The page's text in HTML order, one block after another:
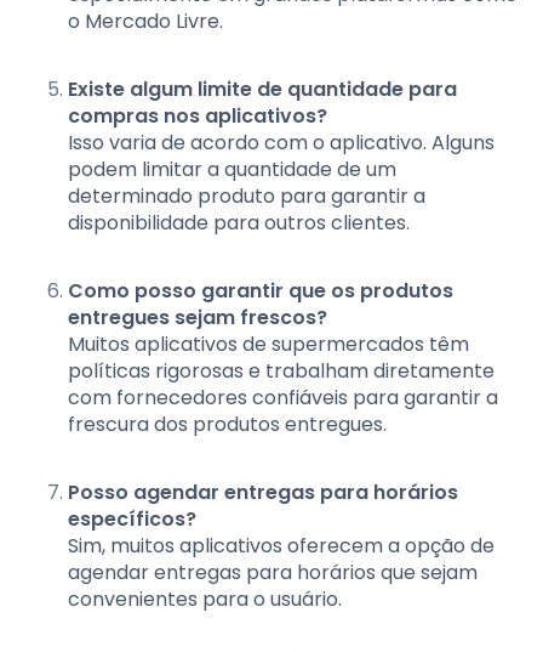
o Mercado Livre.
Existe algum limite de quantidade para
compras nos aplicativos?
Isso varia de acordo com o aplicativo. Alguns
podem limitar a quantidade de um
determinado produto para garantir a
disponibilidade para outros clientes.
Como posso garantir que os produtos
entregues sejam frescos?
Muitos aplicativos de supermercados têm
políticas rigorosas e trabalham diretamente
com fornecedores confiáveis para garantir a
frescura dos produtos entregues.
Posso agendar entregas para horários
específicos?
Sim, muitos aplicativos oferecem a opção de
agendar entregas para horários que sejam
convenientes para o usuário.